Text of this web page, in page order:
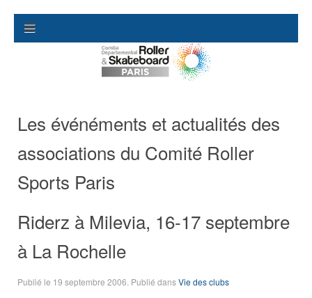
Les événéments et actualités des
associations du Comité Roller
Sports Paris
Riderz à Milevia, 16-17 septembre
à La Rochelle
Publié le 19 septembre 2006 . Publié dansVie des clubs